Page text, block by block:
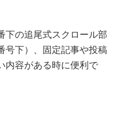
下の追尾式スクロール部
号下）、固定記事や投稿
内容がある時に便利で